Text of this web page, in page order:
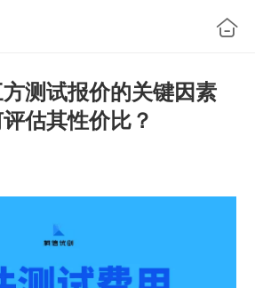
测试报价的关键因素
估其性价比？